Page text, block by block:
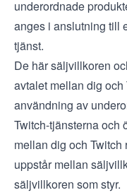
underordnade
anges i anslutning till
tjänst.
De här säljvillkoren
avtalet mellan dig
användning av
Twitch-tjänsterna och
mellan dig och
uppstår mellan
säljvillkoren som styr.